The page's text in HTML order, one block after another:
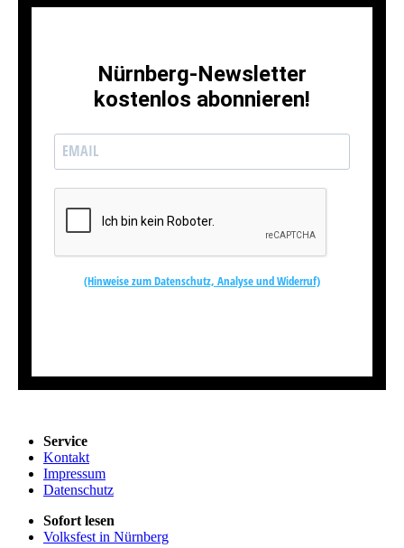
Nürnberg-Newsletter
kostenlos abonnieren!
(Hinweise zum Datenschutz, Analyse und Widerruf)
Service
Kontakt
Impressum
Datenschutz
Sofort lesen
Volksfest in Nürnberg